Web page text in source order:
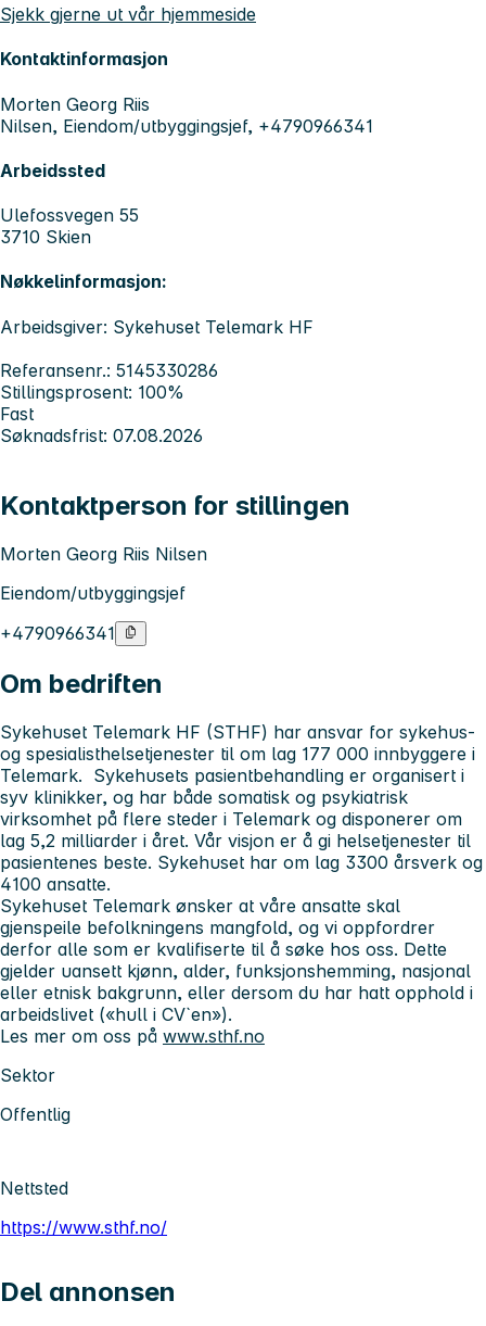
Sjekk gjerne ut vår hjemmeside
Kontaktinformasjon
Morten Georg Riis
Nilsen, Eiendom/utbyggingsjef, +4790966341
Arbeidssted
Ulefossvegen 55
3710 Skien
Nøkkelinformasjon:
Arbeidsgiver: Sykehuset Telemark HF
Referansenr.: 5145330286
Stillingsprosent: 100%
Fast
Søknadsfrist: 07.08.2026
Kontaktperson for stillingen
Morten Georg Riis Nilsen
Eiendom/utbyggingsjef
+4790966341
Om bedriften
Sykehuset Telemark HF (STHF) har ansvar for sykehus-
og spesialisthelsetjenester til om lag 177 000 innbyggere i
Telemark. Sykehusets pasientbehandling er organisert i
syv klinikker, og har både somatisk og psykiatrisk
virksomhet på flere steder i Telemark og disponerer om
lag 5,2 milliarder i året. Vår visjon er å gi helsetjenester til
pasientenes beste. Sykehuset har om lag 3300 årsverk og
4100 ansatte.
Sykehuset Telemark ønsker at våre ansatte skal
gjenspeile befolkningens mangfold, og vi oppfordrer
derfor alle som er kvalifiserte til å søke hos oss. Dette
gjelder uansett kjønn, alder, funksjonshemming, nasjonal
eller etnisk bakgrunn, eller dersom du har hatt opphold i
arbeidslivet («hull i CV`en»).
Les mer om oss på www.sthf.no
Sektor
Offentlig
Nettsted
https://www.sthf.no/
Del annonsen